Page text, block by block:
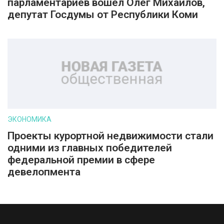
парламентариев вошел Олег Михайлов,
депутат Госдумы от Республики Коми
ЭКОНОМИКА
Проекты курортной недвижимости стали
одними из главных победителей
федеральной премии в сфере
девелопмента